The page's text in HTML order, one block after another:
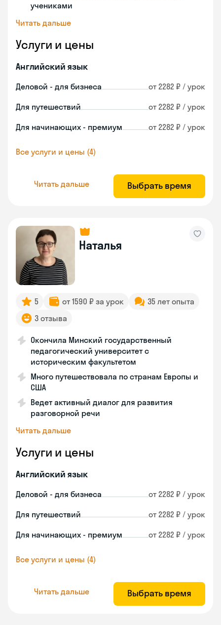
учениками
Читать дальше
Услуги и цены
Английский язык
Деловой - для бизнеса от 2282 ₽ / урок
Для путешествий от 2282 ₽ / урок
Для начинающих - премиум от 2282 ₽ / урок
Все услуги и цены (4)
Читать дальше Выбрать время
Наталья
5 от 1590 ₽ за урок
35 лет опыта
3 отзыва
Окончила Минский государственный
педагогический университет с
историческим факультетом
Много путешествовала по странам Европы и
США
Ведет активный диалог для развития
разговорной речи
Читать дальше
Услуги и цены
Английский язык
Деловой - для бизнеса от 2282 ₽ / урок
Для путешествий от 2282 ₽ / урок
Для начинающих - премиум от 2282 ₽ / урок
Все услуги и цены (4)
Читать дальше Выбрать время